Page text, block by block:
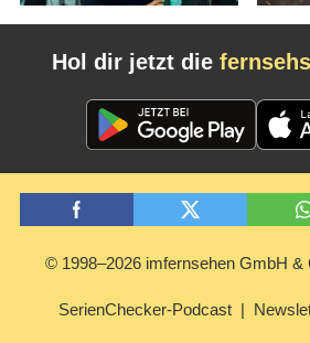
Hol dir jetzt die
© 1998–2026 imfernsehen GmbH &
SerienChecker-Podcast